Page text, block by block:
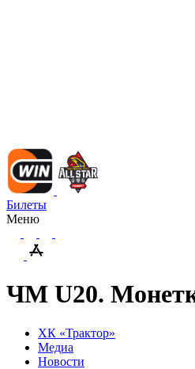
Билеты
Меню
ЧМ U20.
ХК «Трактор»
Медиа
Новости